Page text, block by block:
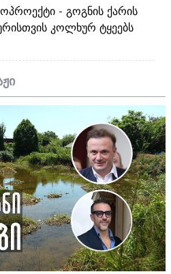
- გოგნის ქარის
კოლხურ ტყეებს